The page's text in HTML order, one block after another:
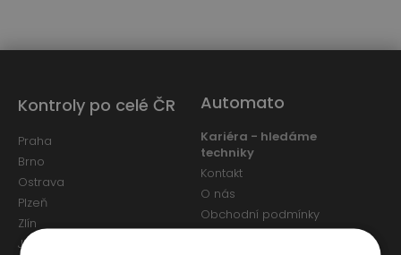
Automato
Kariéra - hledáme
techniky
Kontakt
O nás
Obchodní podmínky
Kontroly po celé ČR
Praha
Brno
Ostrava
Plzeň
Zlín
Jihlava